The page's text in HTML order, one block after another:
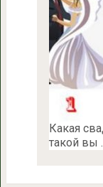
Какая
такой вы